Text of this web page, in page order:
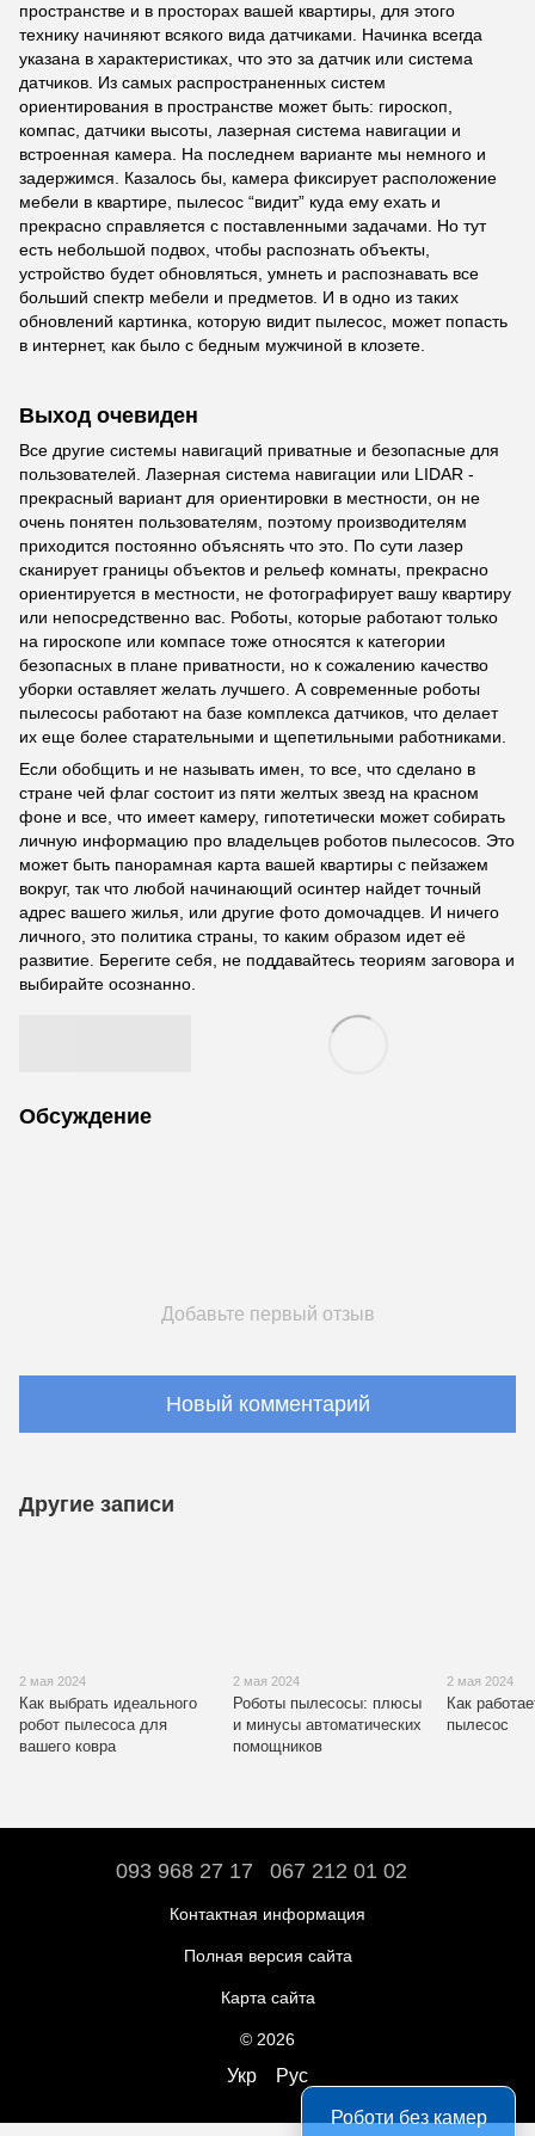
пространстве и в просторах вашей квартиры, для этого
технику начиняют всякого вида датчиками. Начинка всегда
указана в характеристиках, что это за датчик или система
датчиков. Из самых распространенных систем
ориентирования в пространстве может быть: гироскоп,
компас, датчики высоты, лазерная система навигации и
встроенная камера. На последнем варианте мы немного и
задержимся. Казалось бы, камера фиксирует расположение
мебели в квартире, пылесос “видит” куда ему ехать и
прекрасно справляется с поставленными задачами. Но тут
есть небольшой подвох, чтобы распознать объекты,
устройство будет обновляться, умнеть и распознавать все
больший спектр мебели и предметов. И в одно из таких
обновлений картинка, которую видит пылесос, может попасть
в интернет, как было с бедным мужчиной в клозете.
Выход очевиден
Все другие системы навигаций приватные и безопасные для
пользователей. Лазерная система навигации или LIDAR -
прекрасный вариант для ориентировки в местности, он не
очень понятен пользователям, поэтому производителям
приходится постоянно объяснять что это. По сути лазер
сканирует границы объектов и рельеф комнаты, прекрасно
ориентируется в местности, не фотографирует вашу квартиру
или непосредственно вас. Роботы, которые работают только
на гироскопе или компасе тоже относятся к категории
безопасных в плане приватности, но к сожалению качество
уборки оставляет желать лучшего. А современные роботы
пылесосы работают на базе комплекса датчиков, что делает
их еще более старательными и щепетильными работниками.
Если обобщить и не называть имен, то все, что сделано в
стране чей флаг состоит из пяти желтых звезд на красном
фоне и все, что имеет камеру, гипотетически может собирать
личную информацию про владельцев роботов пылесосов. Это
может быть панорамная карта вашей квартиры с пейзажем
вокруг, так что любой начинающий осинтер найдет точный
адрес вашего жилья, или другие фото домочадцев. И ничего
личного, это политика страны, то каким образом идет её
развитие. Берегите себя, не поддавайтесь теориям заговора и
выбирайте осознанно.
Обсуждение
Добавьте первый отзыв
Новый комментарий
Другие записи
2 мая 2024
Как выбрать идеального
робот пылесоса для
вашего ковра
2 мая 2024
Роботы пылесосы: плюсы
и минусы автоматических
помощников
2 мая 2024
Как
пылесос
093 968 27 17 067 212 01 02
Контактная информация
Полная версия сайта
Карта сайта
© 2026
Укр Рус